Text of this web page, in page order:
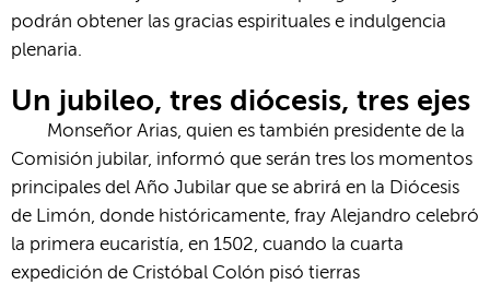
podrán obtener las gracias espirituales e indulgencia
plenaria.
Un jubileo, tres diócesis, tres ejes
Monseñor Arias, quien es también presidente de la
Comisión jubilar, informó que serán tres los momentos
principales del Año Jubilar que se abrirá en la Diócesis
de Limón, donde históricamente, fray Alejandro celebró
la primera eucaristía, en 1502, cuando la cuarta
expedición de Cristóbal Colón pisó tierras